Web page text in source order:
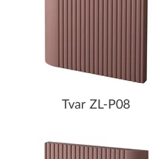
Tvar ZL-P08